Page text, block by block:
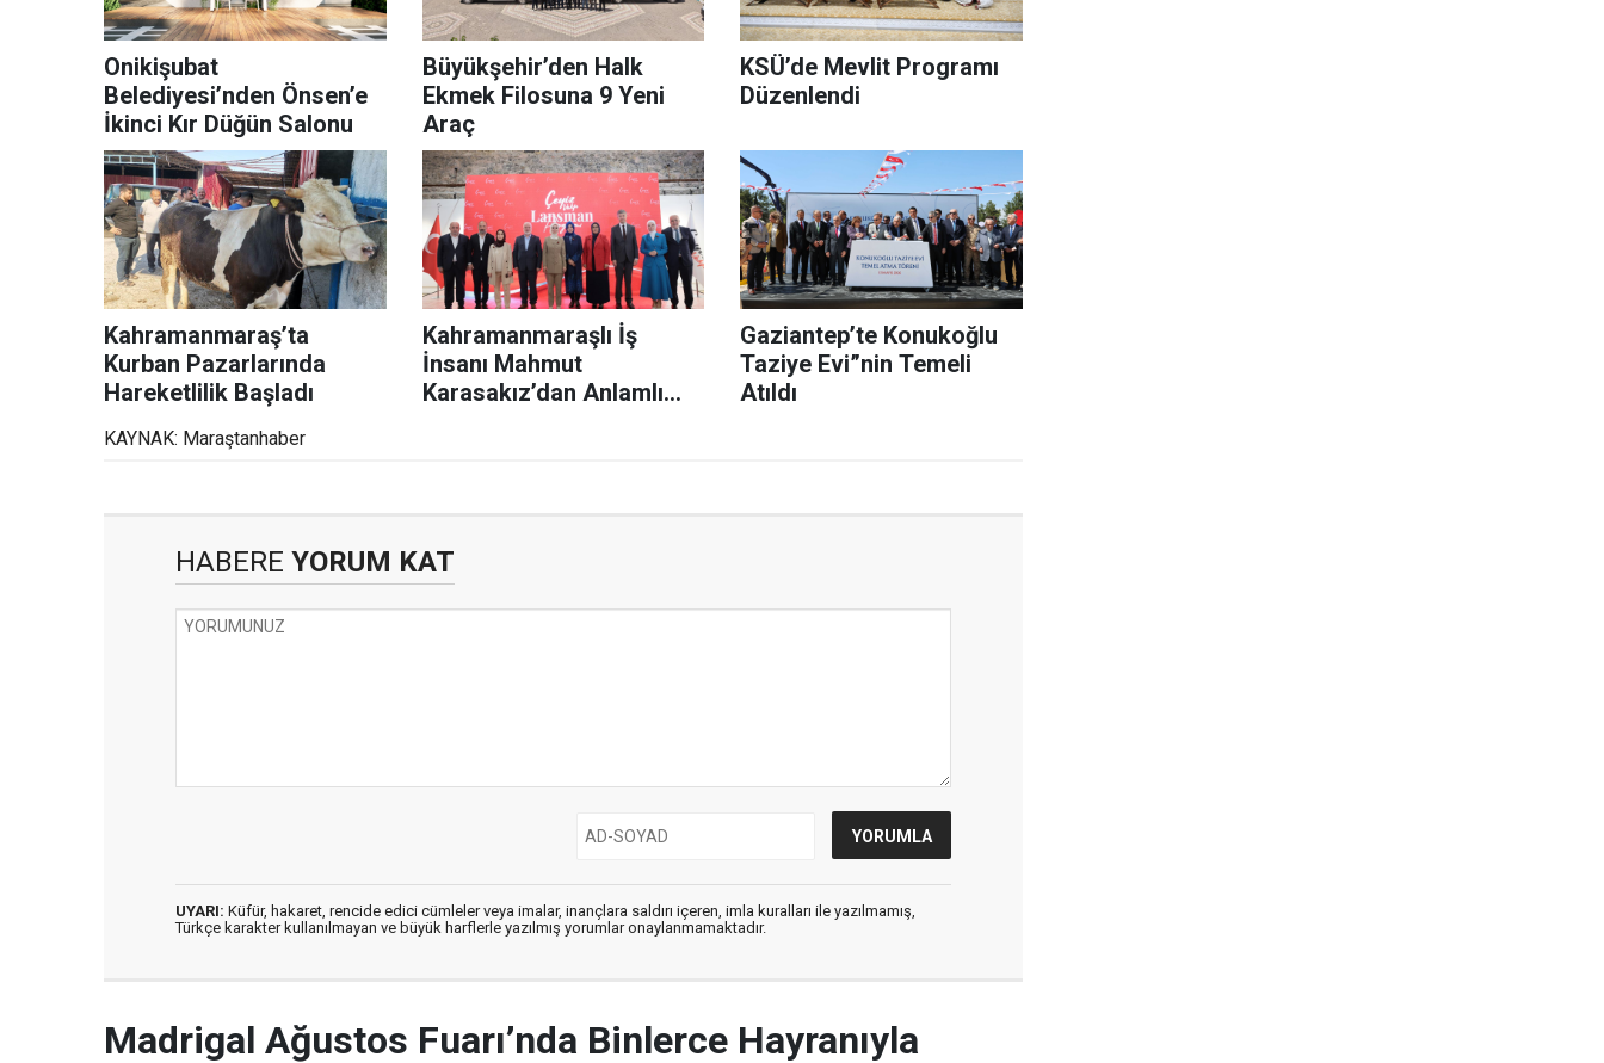
Onikişubat
Belediyesi’nden Önsen’e
İkinci Kır Düğün Salonu
Büyükşehir’den Halk
Ekmek Filosuna 9 Yeni
Araç
KSÜ’de Mevlit Programı
Düzenlendi
Kahramanmaraş’ta
Kurban Pazarlarında
Hareketlilik Başladı
Kahramanmaraşlı İş
İnsanı Mahmut
Karasakız’dan Anlamlı
Gaziantep’te Konukoğlu
Taziye Evi”nin Temeli
Atıldı
KAYNAK: Maraştanhaber
HABERE YORUM KAT
UYARI: Küfür, hakaret, rencide edici cümleler veya imalar, inançlara saldırı içeren, imla kuralları ile yazılmamış,
Türkçe karakter kullanılmayan ve büyük harflerle yazılmış yorumlar onaylanmamaktadır.
Madrigal Ağustos Fuarı’nda Binlerce Hayranıyla